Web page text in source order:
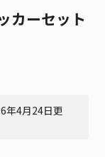
カーセット
年4月24日更